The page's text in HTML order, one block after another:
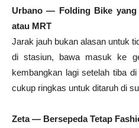
Urbano — Folding Bike yang
atau MRT
Jarak jauh bukan alasan untuk
di stasiun, bawa masuk ke
kembangkan lagi setelah tiba
cukup ringkas untuk ditaruh di
Zeta — Bersepeda Tetap